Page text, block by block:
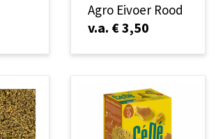
Agro Eivoer Rood
v.a. € 3,50